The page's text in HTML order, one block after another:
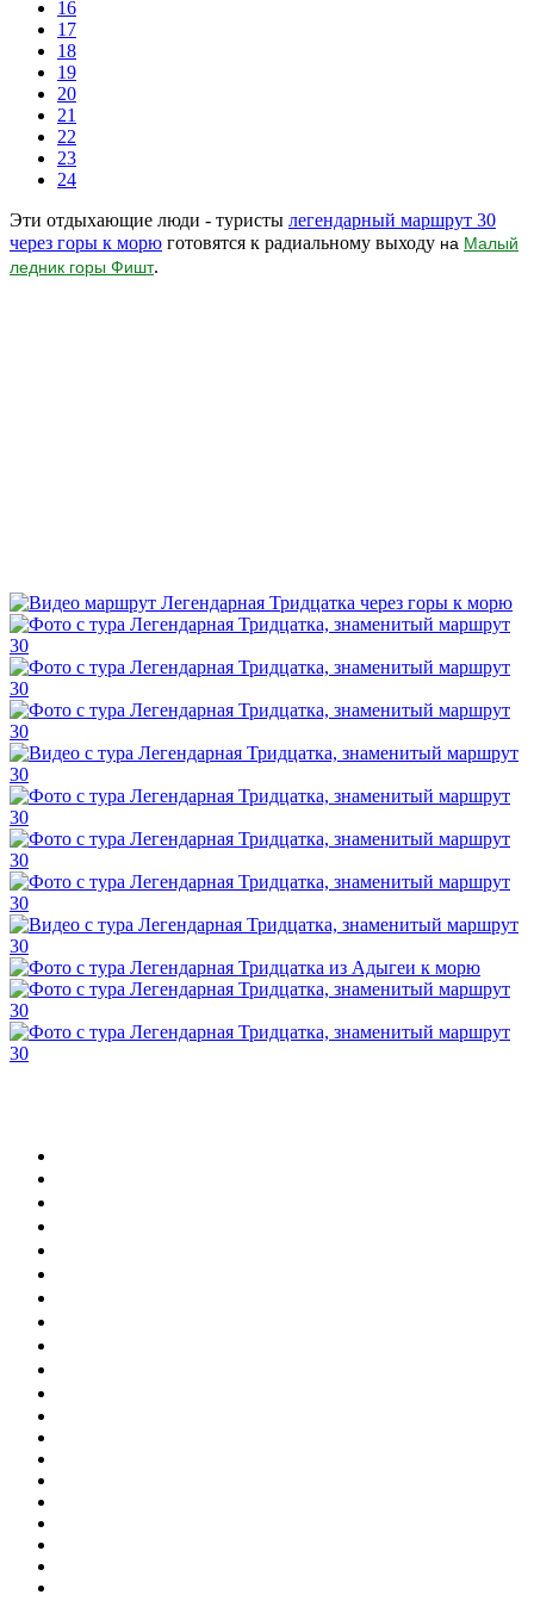
16
17
18
19
20
21
22
23
24
Эти отдыхающие люди - туристы легендарный маршрут 30
через горы к морю готовятся к радиальному выходу на Малый
ледник горы Фишт.